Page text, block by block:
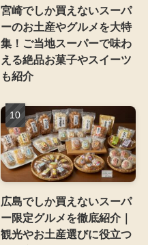
宮崎でしか買えないスーパ
ーのお土産やグルメを大特
集！ご当地スーパーで味わ
える絶品お菓子やスイーツ
も紹介
広島でしか買えないスーパ
ー限定グルメを徹底紹介｜
観光やお土産選びに役立つ